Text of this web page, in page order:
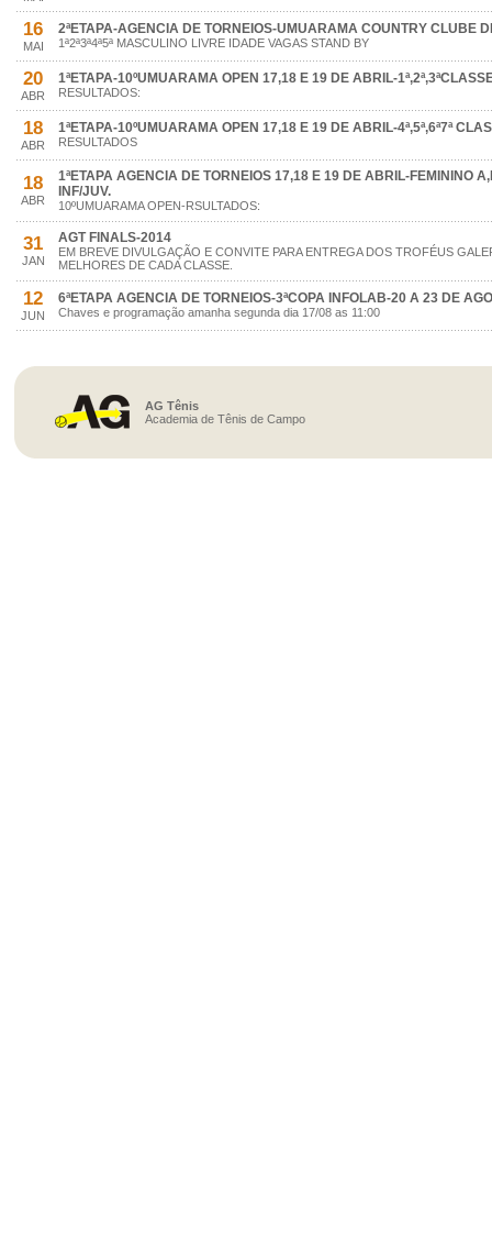
16
MAI
2ªETAPA-AGENCIA DE TORNEIOS-UMUARAMA COUNTRY CLUBE
1ª2ª3ª4ª5ª MASCULINO LIVRE IDADE VAGAS STAND BY
20
ABR
1ªETAPA-10ºUMUARAMA OPEN 17,18 E 19 DE ABRIL-
RESULTADOS:
18
ABR
1ªETAPA-10ºUMUARAMA OPEN 17,18 E 19 DE ABRIL-4ª,5ª,6ª7ª
RESULTADOS
18
ABR
1ªETAPA AGENCIA DE TORNEIOS 17,18 E 19 DE ABRIL-FEMININO
INF/JUV.
10ºUMUARAMA OPEN-RSULTADOS:
31
JAN
AGT FINALS-2014
EM BREVE DIVULGAÇÃO E CONVITE PARA ENTREGA DOS TROFÉUS
MELHORES DE CADA CLASSE.
12
JUN
6ªETAPA AGENCIA DE TORNEIOS-3ªCOPA INFOLAB-20 A 23 DE
Chaves e programação amanha segunda dia 17/08 as 11:00
AG Tênis
Academia de Tênis de Campo